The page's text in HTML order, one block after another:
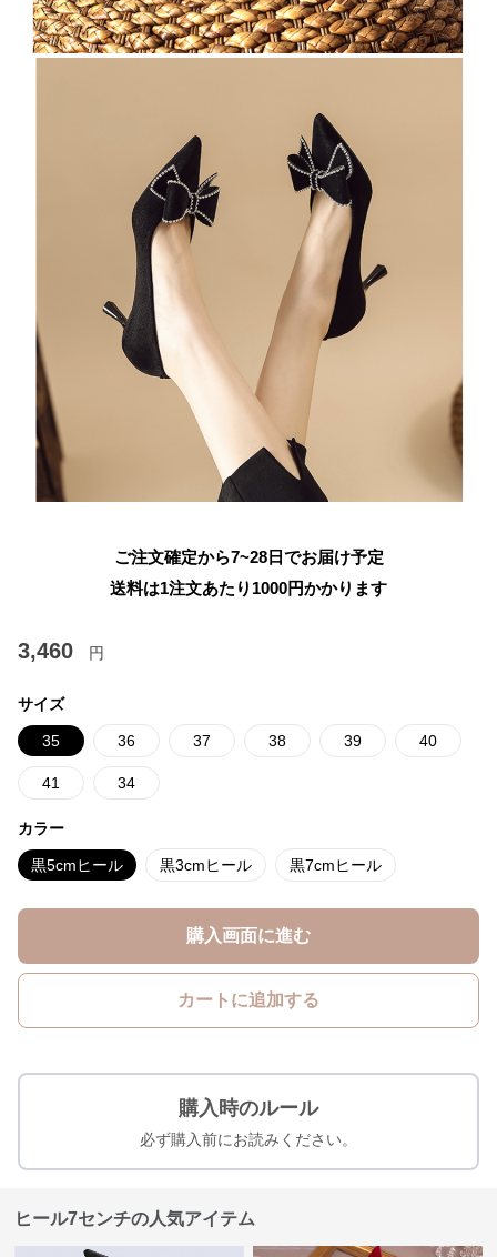
ご注文確定から7~28日でお届け予定
送料は1注文あたり 1000円かかります
3,460 円
サイズ
35 36 37 38 39 40
41 34
カラー
黒5cmヒール 黒3cmヒール 黒7cmヒール
購入画面に進む
カートに追加する
購入時のルール
必ず購入前にお読みください。
ヒール7センチの人気アイテム